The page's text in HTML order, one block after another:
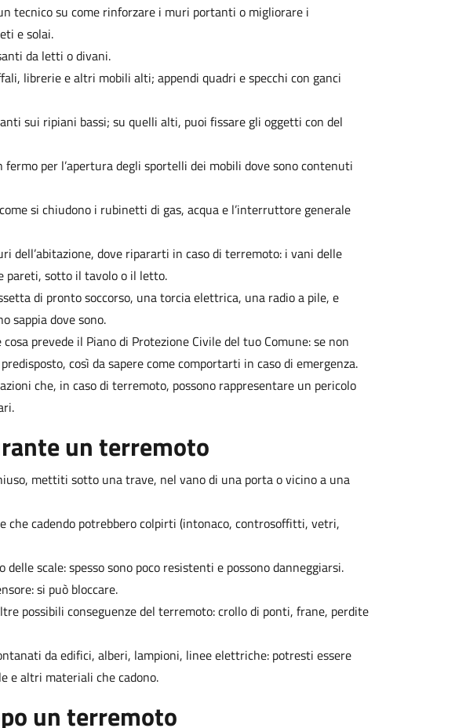
tecnico su come rinforzare i muri portanti o migliorare i
e solai.
da letti o divani.
librerie e altri mobili alti; appendi quadri e specchi con ganci
sui ripiani bassi; su quelli alti, puoi fissare gli oggetti con del
per l’apertura degli sportelli dei mobili dove sono contenuti
si chiudono i rubinetti di gas, acqua e l’interruttore generale
dell’abitazione, dove ripararti in caso di terremoto: i vani delle
pareti, sotto il tavolo o il letto.
di pronto soccorso, una torcia elettrica, una radio a pile, e
sappia dove sono.
prevede il Piano di Protezione Civile del tuo Comune: se non
così da sapere come comportarti in caso di emergenza.
che, in caso di terremoto, possono rappresentare un pericolo
un terremoto
mettiti sotto una trave, nel vano di una porta o vicino a una
che cadendo potrebbero colpirti (intonaco, controsoffitti, vetri,
delle scale: spesso sono poco resistenti e possono danneggiarsi.
si può bloccare.
possibili conseguenze del terremoto: crollo di ponti, frane, perdite
da edifici, alberi, lampioni, linee elettriche: potresti essere
e altri materiali che cadono.
un terremoto